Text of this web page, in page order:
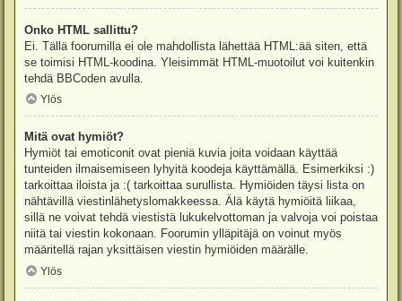
Onko HTML sallittu?
Ei. Tällä foorumilla ei ole mahdollista lähettää HTML:ää siten, että
se toimisi HTML-koodina. Yleisimmät HTML-muotoilut voi kuitenkin
tehdä BBCoden avulla.
Ylös
Mitä ovat hymiöt?
Hymiöt tai emoticonit ovat pieniä kuvia joita voidaan käyttää
tunteiden ilmaisemiseen lyhyitä koodeja käyttämällä. Esimerkiksi :)
tarkoittaa iloista ja :( tarkoittaa surullista. Hymiöiden täysi lista on
nähtävillä viestinlähetyslomakkeessa. Älä käytä hymiöitä liikaa,
sillä ne voivat tehdä viestistä lukukelvottoman ja valvoja voi poistaa
niitä tai viestin kokonaan. Foorumin ylläpitäjä on voinut myös
määritellä rajan yksittäisen viestin hymiöiden määrälle.
Ylös